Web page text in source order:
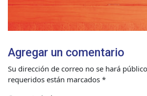
Agregar un comentario
Su dirección de correo no se hará
requeridos están marcados *